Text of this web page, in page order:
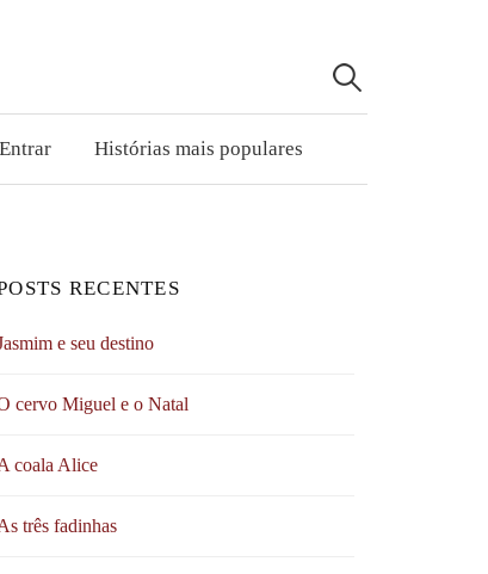
Histórias mais populares
Pesquisar
RECENTES
e seu destino
cervo Miguel e o Natal
coala Alice
três fadinhas